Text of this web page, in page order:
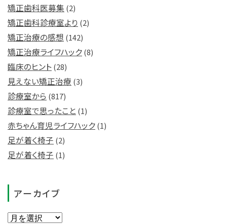
矯正歯科医募集 (2)
矯正歯科診療室より (2)
矯正治療の感想 (142)
矯正治療ライフハック(8)
臨床のヒント(28)
見えない矯正治療 (3)
診療室から (817)
診療室で思ったこと (1)
赤ちゃん育児ライフハック(1)
足が着く椅子 (2)
足が着く椅子 (1)
アーカイブ